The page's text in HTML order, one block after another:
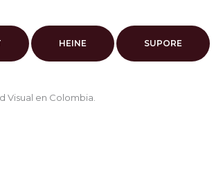
HEINE SUPORE
Visual en Colombia.